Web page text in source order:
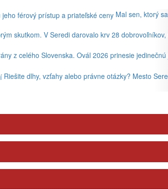
Mal sen, ktorý
skutkom. V Seredi darovalo krv 28
z celého Slovenska. Ovál 2026 prinesie
Riešite dlhy, vzťahy alebo právne otázky? Mesto